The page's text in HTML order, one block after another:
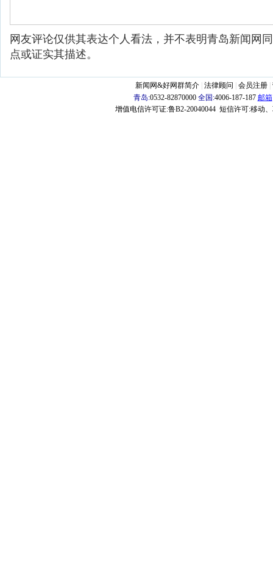
网友评论仅供其表达个人看法，并不表明青岛新闻网
点或证实其描述。